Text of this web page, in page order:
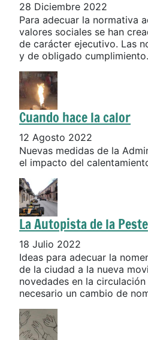
28 Diciembre 2022
Para adecuar la normativa
valores sociales se han
de carácter ejecutivo. Las
y de obligado
Cuando hace la calor
12 Agosto 2022
Nuevas medidas de la
el impacto del
La Autopista de la Peste
18 Julio 2022
Ideas para adecuar la
de la ciudad a la nueva
novedades en la
necesario un cambio de